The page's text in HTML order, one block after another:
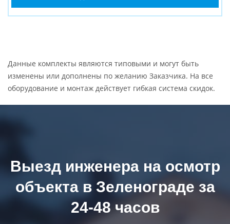
Данные комплекты являются типовыми и могут быть
изменены или дополнены по желанию Заказчика. На все
оборудование и монтаж действует гибкая система скидок.
Выезд инженера на осмотр
объекта в Зеленограде за
24-48 часов